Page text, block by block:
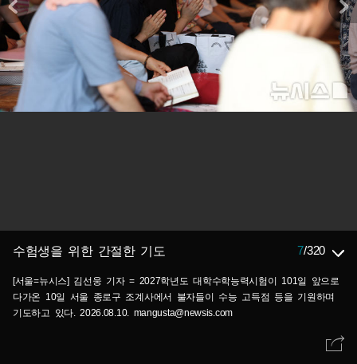
수험생을 위한 간절한 기도 7/320
[서울=뉴시스] 김선웅 기자 = 2027학년도 대학수학능력시험이 101일 앞으로
다가온 10일 서울 종로구 조계사에서 불자들이 수능 고득점 등을 기원하며
기도하고 있다. 2026.08.10. mangusta@newsis.com